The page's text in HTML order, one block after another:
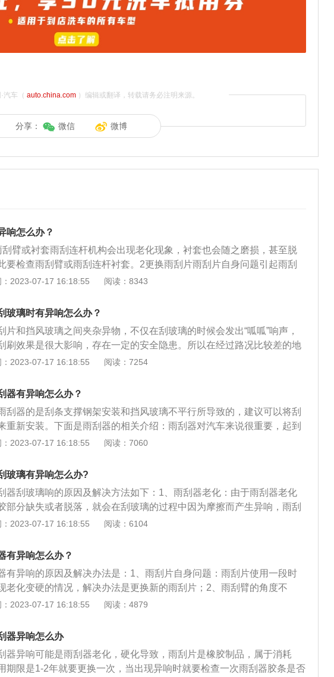
汽车（ auto.china.com）编辑或翻译，转载请务必注明来源。
分享： 微信 微博
响怎么办？
刮臂或衬套雨刮连杆机构会出现老化现象，衬套也会随之磨损，甚至脱
要检查雨刮臂或雨刮连杆衬套。2更换雨刮片雨刮片自身问题引起雨刮
。使用一段时间会出现老化、变硬的情况。最好直接更换新的雨刮片。
下雨刮片或雨刮下边的异物。4平时保养平时注意细节。将雨刮器保养
缝隙，让雨刮器不卡壳，增长寿命，也避免造成玻璃的损伤。
：2023-07-17 16:18:55 阅读：8343
玻璃时有异响怎么办？
片和挡风玻璃之间夹杂异物，不仅在刮玻璃的时候会发出“呱呱”响声，
刷效果是很大影响，存在一定的安全隐患。所以在经过路况比较差的地
最好检查一下雨刮，是否存在着异物，如果有就得尽快清理干净，以下
风玻璃上雨水，也用于洗涤挡风玻璃。雨刮片的动力源来自电动机，它
刮片系统的核心。2、性能：雨刮片必须具备耐热、耐寒、耐酸碱、抗
贴合挡风玻璃、减轻马达负担、低噪音、泼水性强、质软不刮伤挡风玻
，能使你视野清晰。3、分类：雨刮片分为有骨雨刮片和无骨雨刮片两
：2023-07-17 16:18:55 阅读：7254
器有异响怎么办？
刮器的是刮条支撑钢架安装和挡风玻璃不平行所导致的，建议可以将刮
重新安装。下面是雨刮器的相关介绍：雨刮器对汽车来说很重要，起到
璃的清洁作用，雨刮器也比较容易出现故障，一般故障的现象有雨刮器
器不能及时刮除雨水，甚至在雨停了之后，还会在玻璃上面留下不均匀
话，那么就是雨刮器的刮片老化，要对其进行更换，雨刮器的刮片每半
左右就要更换一次。
：2023-07-17 16:18:55 阅读：7060
玻璃有异响怎么办?
器刮玻璃响的原因及解决方法如下：1、雨刮器老化：由于雨刮器老化
部分缺失或者脱落，就会在刮玻璃的过程中因为摩擦而产生异响，雨刮
正常现象，只要及时将其更换即可。2、玻璃上没有水：雨刮器使用过
况下使用雨刮器，否则会加快雨刮器的磨损，减少雨刮器的使用寿命。
上有杂质：如果玻璃上有沙石等坚硬的杂质，也会在雨刮器工作时因摩
异响，这种情况要提前将玻璃上较大的杂质清理干净。
：2023-07-17 16:18:55 阅读：6104
有异响怎么办？
有异响的原因及解决办法是：1、雨刮片自身问题：雨刮片使用一段时
老化变硬的情况，解决办法是更换新的雨刮片；2、雨刮臂的角度不
片在风挡上跳动造成异响，需要调整雨刮臂的角度，雨刮片要垂直于风
摩擦，发出尖锐声音，车主可以检查清理雨刮片下边的异物，保证雨刮
洁。
：2023-07-17 16:18:55 阅读：4879
器异响怎么办
器异响可能是雨刮器老化，硬化导致，雨刮片是橡胶制品，属于消耗
期限是1-2年就要更换一次，当出现异响时就要检查一次雨刮器胶条是否